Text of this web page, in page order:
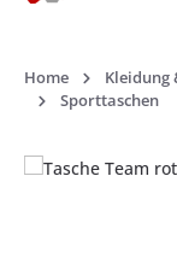
Home Kleidung
Sporttaschen
Bildergalerie